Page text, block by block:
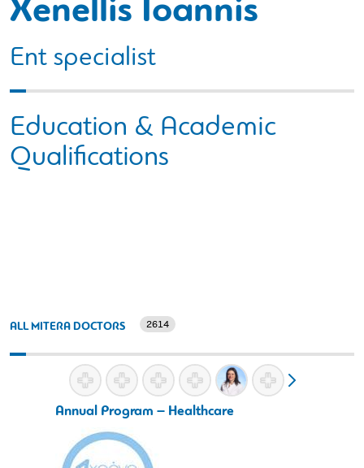
Xenellis Ioannis
Ent specialist
Education & Academic
Qualifications
ALL MITERA DOCTORS 2614
Annual Program – Healthcare